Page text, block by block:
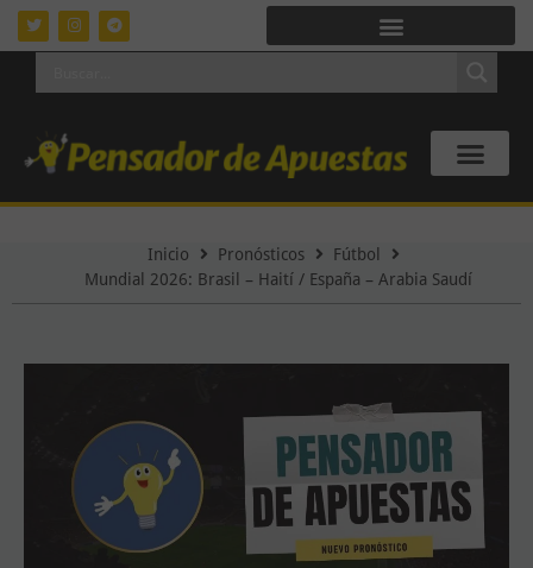
Inicio Pronósticos
Fútbol
Mundial 2026: Brasil – Haití / España – Arabia Saudí